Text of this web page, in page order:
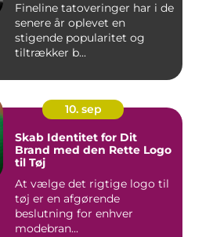
Fineline tatoveringer har i de
senere år oplevet en
stigende popularitet og
tiltrækker b...
10. sep
Skab Identitet for Dit
Brand med den Rette Logo
til Tøj
At vælge det rigtige logo til
tøj er en afgørende
beslutning for enhver
modebran...